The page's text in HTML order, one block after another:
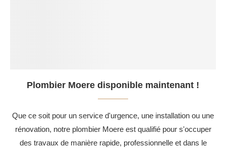
Plombier Moere disponible maintenant !
Que ce soit pour un service d'urgence, une installation ou une
rénovation, notre plombier Moere est qualifié pour s'occuper
des travaux de manière rapide, professionnelle et dans le